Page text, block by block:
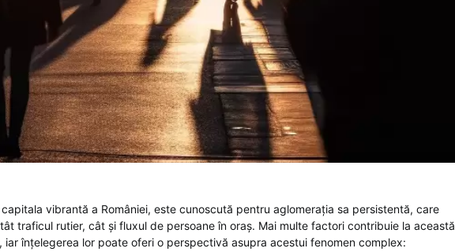
vibrantă a României, este cunoscută pentru aglomerația sa persistentă, care
traficul rutier, cât și fluxul de persoane în oraș. Mai multe factori contribuie la această
iar înțelegerea lor poate oferi o perspectivă asupra acestui fenomen complex: